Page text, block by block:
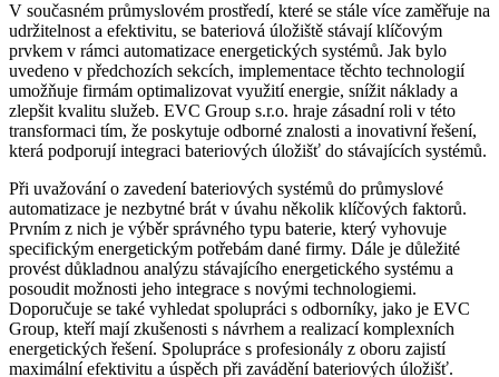
V současném průmyslovém prostředí, které se stále více zaměřuje na
udržitelnost a efektivitu, se bateriová úložiště stávají klíčovým
prvkem v rámci automatizace energetických systémů. Jak bylo
uvedeno v předchozích sekcích, implementace těchto technologií
umožňuje firmám optimalizovat využití energie, snížit náklady a
zlepšit kvalitu služeb. EVC Group s.r.o. hraje zásadní roli v této
transformaci tím, že poskytuje odborné znalosti a inovativní řešení,
která podporují integraci bateriových úložišť do stávajících systémů.
Při uvažování o zavedení bateriových systémů do průmyslové
automatizace je nezbytné brát v úvahu několik klíčových faktorů.
Prvním z nich je výběr správného typu baterie, který vyhovuje
specifickým energetickým potřebám dané firmy. Dále je důležité
provést důkladnou analýzu stávajícího energetického systému a
posoudit možnosti jeho integrace s novými technologiemi.
Doporučuje se také vyhledat spolupráci s odborníky, jako je EVC
Group, kteří mají zkušenosti s návrhem a realizací komplexních
energetických řešení. Spolupráce s profesionály z oboru zajistí
maximální efektivitu a úspěch při zavádění bateriových úložišť.